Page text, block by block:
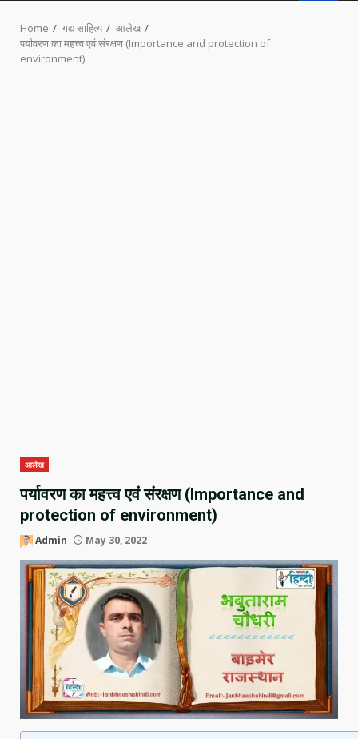
Home गद्य साहित्य
आलेख
पर्यावरण का महत्त्व एवं संरक्षण (Importance and protection of
environment)
आलेख
पर्यावरण का महत्त्व एवं संरक्षण (Importance and
protection of environment)
Admin May 30, 2022